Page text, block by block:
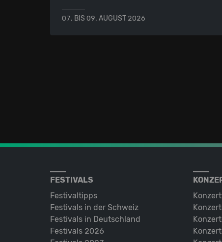
07. BIS 09. AUGUST 2026
FESTIVALS
Festivaltipps
Festivals in der Schweiz
Festivals in Deutschland
Festivals 2026